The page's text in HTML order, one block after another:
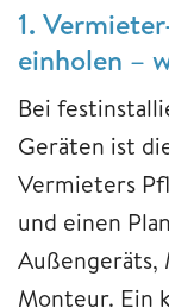
1.
einholen –
Bei
Geräten ist
Vermieters
und einen
Außengeräts,
Monteur. Ein